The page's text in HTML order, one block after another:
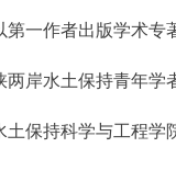
第一作者出版学术专
两岸水土保持青年学
土保持科学与工程学